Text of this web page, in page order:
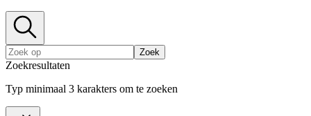
Zoek
Zoekresultaten
Typ minimaal 3 karakters om te zoeken